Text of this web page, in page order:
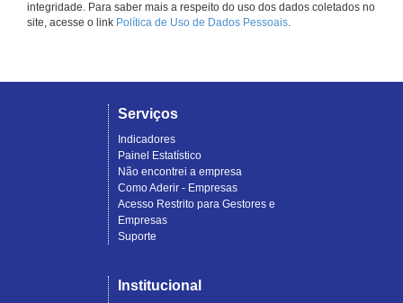
integridade. Para saber mais a respeito do uso dos dados coletados no
site, acesse o link Política de Uso de Dados Pessoais.
Serviços
Indicadores
Painel Estatístico
Não encontrei a empresa
Como Aderir - Empresas
Acesso Restrito para Gestores e
Empresas
Suporte
Institucional